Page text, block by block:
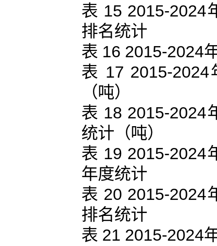
表 15 2015-2024
排名统计
表 16 2015-2024
表 17 2015-
（吨）
表 18 2015-2024
统计（吨）
表 19 2015-2024
年度统计
表 20 2015-2024
排名统计
表 21 2015-2024